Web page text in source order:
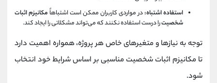
استفاده اشتباه:در مواردی کاربران ممکن است اشتباهاًمکانیزم اثبات
شخصیترا درست استفاده نکنند که می‌تواند مشکلاتی را ایجاد کند.
توجه به نیازها و متغیرهای خاص هر پروژه، همواره اهمیت دارد
تا مکانیزم اثبات شخصیت مناسبی بر اساس شرایط خود انتخاب
شود.